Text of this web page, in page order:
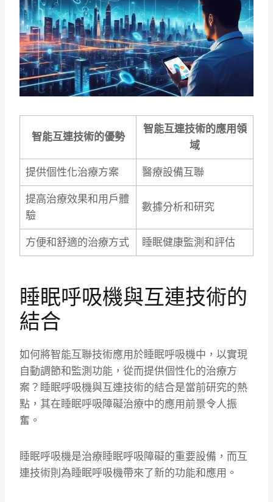
智能互連技術的優勢
智能互連技術的應用領
域
提供個性化治療方案 醫療設備互聯
提高治療效果和用戶體
驗
數據分析和研究
方便和舒適的治療方式 睡眠健康監測和評估
睡眠呼吸機與互連技術的
結合
如何將智能互聯技術應用於睡眠呼吸機中，以實現
自動調節和監測功能，從而提供個性化的治療方
案？睡眠呼吸機與互連技術的結合是當前研究的熱
點，其在睡眠呼吸障礙治療中的應用前景令人振
奮。
睡眠呼吸機是治療睡眠呼吸障礙的重要設備，而互
連技術則為睡眠呼吸機帶來了新的功能和應用。